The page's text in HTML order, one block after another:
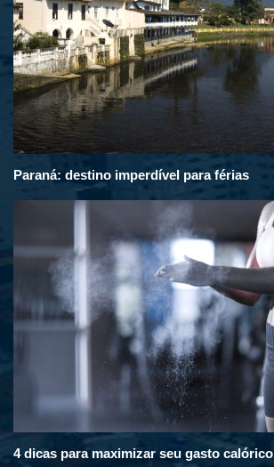
Paraná: destino imperdível para férias
4 dicas para maximizar seu gasto calórico